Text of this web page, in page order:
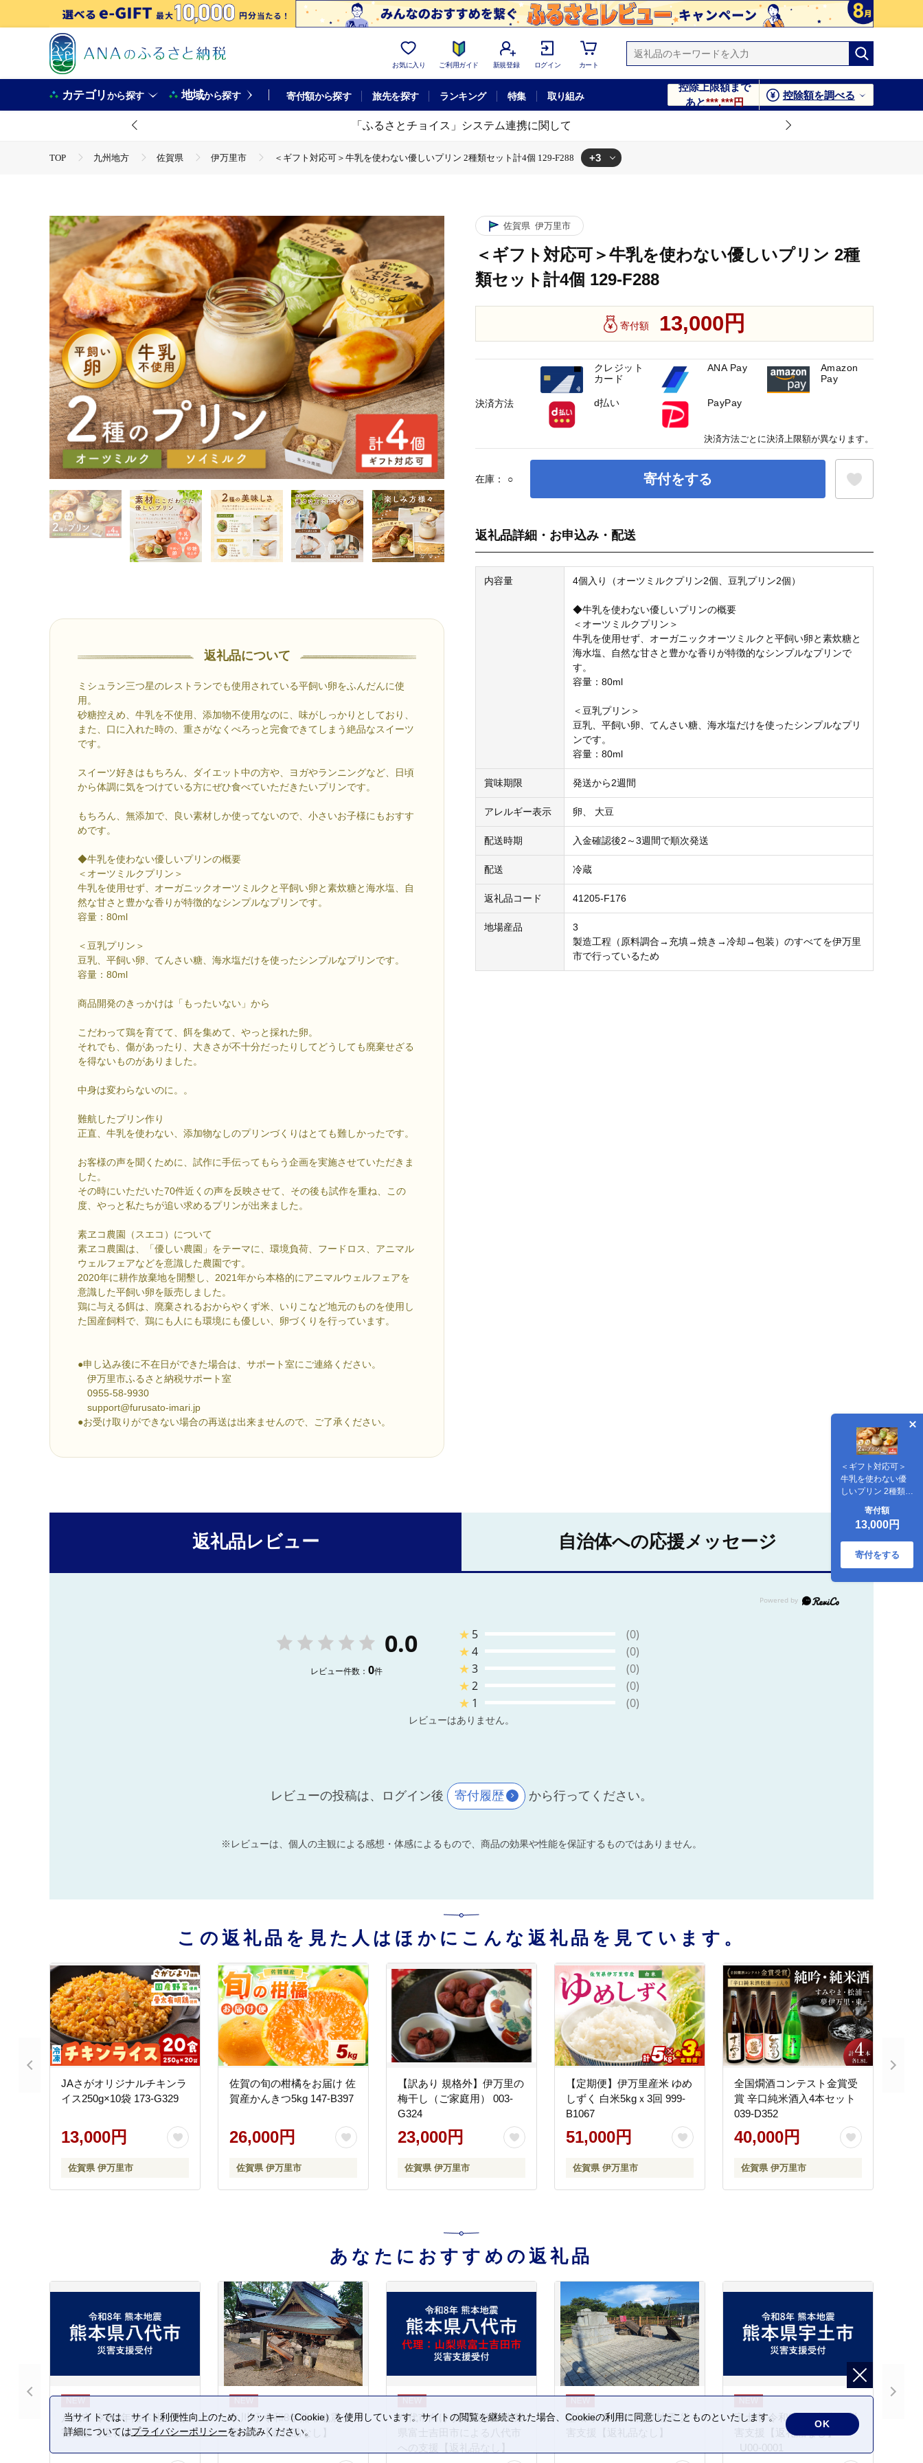
お気に入り ご利用ガイド 新規登録 ログイン カート
カテゴリから探す 地域から探す 寄付額から探す 旅先を探す ランキング 特集 取り組み
控除上限額まで
あと***,***円
控除額を調べる
「ふるさとチョイス」システム連携に関して
TOP 九州地方 佐賀県 伊万里市 ＜ギフト対応可＞牛乳を使わない優しいプリン 2種類セット計4個 129-F288 +3
返礼品について
ミシュラン三つ星のレストランでも使用されている平飼い卵をふんだんに使
用。
砂糖控えめ、牛乳を不使用、添加物不使用なのに、味がしっかりとしており、
また、口に入れた時の、重さがなくぺろっと完食できてしまう絶品なスイーツ
です。
スイーツ好きはもちろん、ダイエット中の方や、ヨガやランニングなど、日頃
から体調に気をつけている方にぜひ食べていただきたいプリンです。
もちろん、無添加で、良い素材しか使ってないので、小さいお子様にもおすす
めです。
◆牛乳を使わない優しいプリンの概要
＜オーツミルクプリン＞
牛乳を使用せず、オーガニックオーツミルクと平飼い卵と素炊糖と海水塩、自
然な甘さと豊かな香りが特徴的なシンプルなプリンです。
容量：80ml
＜豆乳プリン＞
豆乳、平飼い卵、てんさい糖、海水塩だけを使ったシンプルなプリンです。
容量：80ml
商品開発のきっかけは「もったいない」から
こだわって鶏を育てて、餌を集めて、やっと採れた卵。
それでも、傷があったり、大きさが不十分だったりしてどうしても廃棄せざる
を得ないものがありました。
中身は変わらないのに。。
難航したプリン作り
正直、牛乳を使わない、添加物なしのプリンづくりはとても難しかったです。
お客様の声を聞くために、試作に手伝ってもらう企画を実施させていただきま
した。
その時にいただいた70件近くの声を反映させて、その後も試作を重ね、この
度、やっと私たちが追い求めるプリンが出来ました。
素ヱコ農園（スエコ）について
素ヱコ農園は、「優しい農園」をテーマに、環境負荷、フードロス、アニマル
ウェルフェアなどを意識した農園です。
2020年に耕作放棄地を開墾し、2021年から本格的にアニマルウェルフェアを
意識した平飼い卵を販売しました。
鶏に与える餌は、廃棄されるおからやくず米、いりこなど地元のものを使用し
た国産飼料で、鶏にも人にも環境にも優しい、卵づくりを行っています。
●申し込み後に不在日ができた場合は、サポート室にご連絡ください。
伊万里市ふるさと納税サポート室
0955-58-9930
support@furusato-imari.jp
●お受け取りができない場合の再送は出来ませんので、ご了承ください。
佐賀県 伊万里市
＜ギフト対応可＞牛乳を使わない優しいプリン 2種
類セット計4個 129-F288
寄付額 13,000円
在庫： ○ 寄付をする
＜ギフト対応可＞
牛乳を使わない優
しいプリン 2種類セ
寄付額
13,000円
寄付をする
返礼品詳細・お申込み・配送
内容量 4個入り（オーツミルクプリン2個、豆乳プリン2個）
◆牛乳を使わない優しいプリンの概要
＜オーツミルクプリン＞
牛乳を使用せず、オーガニックオーツミルクと平飼い卵と素炊糖と
海水塩、自然な甘さと豊かな香りが特徴的なシンプルなプリンで
す。
容量：80ml
＜豆乳プリン＞
豆乳、平飼い卵、てんさい糖、海水塩だけを使ったシンプルなプリ
ンです。
容量：80ml
賞味期限 発送から2週間
アレルギー表示 卵、 大豆
配送時期 入金確認後2～3週間で順次発送
配送 冷蔵
返礼品コード 41205-F176
地場産品
3
製造工程（原料調合→充填→焼き→冷却→包装）のすべてを伊万里
市で行っているため
決済方法
クレジット
カード
ANA Pay
Amazon
Pay
d払い PayPay
決済方法ごとに決済上限額が異なります。
返礼品レビュー 自治体への応援メッセージ
0.0
レビュー件数： 0件
★ 5
(0)
★4
(0)
★3
(0)
★2
(0)
★ 1 (0)
レビューはありません。
レビューの投稿は、ログイン後 寄付履歴 から行ってください。
※レビューは、個人の主観による感想・体感によるもので、商品の効果や性能を保証するものではありません。
この返礼品を見た人はほかにこんな返礼品を見ています。
JAさがオリジナルチキンラ
イス250g×10袋 173-G329
13,000円
佐賀県 伊万里市
佐賀の旬の柑橘をお届け 佐
賀産かんきつ5kg 147-B397
26,000円
佐賀県 伊万里市
【訳あり 規格外】伊万里の
梅干し（ご家庭用） 003-
G324
23,000円
佐賀県 伊万里市
【定期便】伊万里産米 ゆめ
しずく 白米5kgｘ3回 999-
B1067
51,000円
佐賀県 伊万里市
全国燗酒コンテスト金賞受
賞 辛口純米酒入4本セット
039-D352
40,000円
佐賀県 伊万里市
あなたにおすすめの返礼品
八代市 令和8年熊本地震 災
害支援【返礼品なし】
氷川町 令和8年熊本地震 災
害支援【返礼品なし】
八代市向け 災害支援※山梨
県富士吉田市による八代市
への支援【返礼品なし】
益城町 令和8年熊本地震 災
害支援【返礼品なし】
宇土市 令和8年熊本地震 災
害支援【返礼品なし】
_U00-0001
当サイトでは、サイト利便性向上のため、クッキー（Cookie）を使用しています。サイトの閲覧を継続された場合、Cookieの利用に同意したことものといたします。
詳細についてはプライバシーポリシーをお読みください。
OK